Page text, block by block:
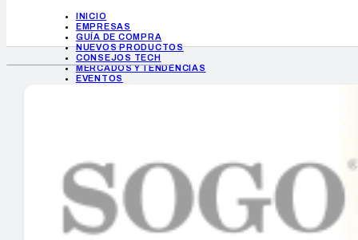
INICIO
EMPRESAS
GUÍA DE COMPRA
NUEVOS PRODUCTOS
CONSEJOS TECH
MERCADOS Y TENDENCIAS
EVENTOS
INICIO
EMPRESAS